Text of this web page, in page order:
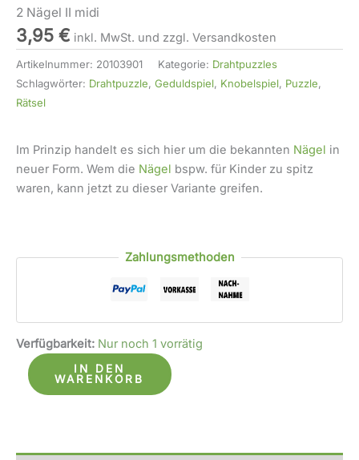
2 Nägel II midi
3,95 € inkl. MwSt. und zzgl. Versandkosten
Artikelnummer: 20103901 Kategorie: Drahtpuzzles
Schlagwörter: Drahtpuzzle, Geduldspiel, Knobelspiel, Puzzle,
Rätsel
Im Prinzip handelt es sich hier um die bekannten Nägel in
neuer Form. Wem die Nägel bspw. für Kinder zu spitz
waren, kann jetzt zu dieser Variante greifen.
Zahlungsmethoden
Verfügbarkeit: Nur noch 1 vorrätig
IN DEN
WARENKORB